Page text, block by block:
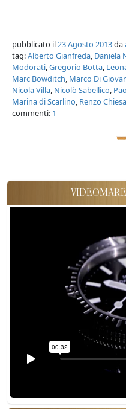
pubblicato il23 Agosto 2013da
tag:Alberto Gianfreda, Daniela
Modorati,Gregorio Botta,
Marc Bowditch, Marco Di
Nicola Villa, Nicolò Sabellico,
Marina di Scarlino, Renzo Chiesa
commenti: 1